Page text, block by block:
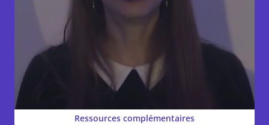
Ressources complémentaires